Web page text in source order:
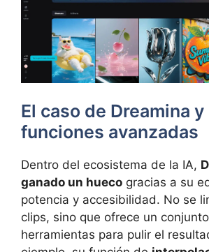
El caso de Dreamina y
funciones avanzadas
Dentro del ecosistema de la IA,
ganado un hueco gracias a su
potencia y accesibilidad. No se
clips, sino que ofrece un
herramientas para pulir el